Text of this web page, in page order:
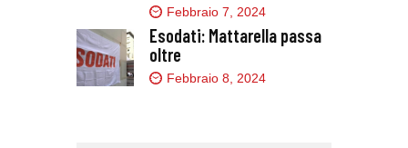
Febbraio 7, 2024
Esodati: Mattarella passa
oltre
Febbraio 8, 2024